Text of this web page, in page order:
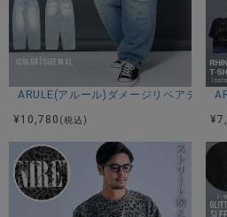
ARULE(アルール)ダメージリペアデニム
¥ 10,780 (税込)
¥